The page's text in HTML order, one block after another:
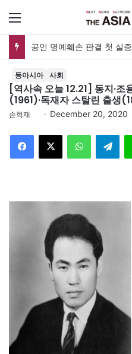
동아시아 사회
[역사속 오늘 12.21] 동지·조
(1961)·독재자 스탈린 출생
손혁재 December 20, 2020
Telegram